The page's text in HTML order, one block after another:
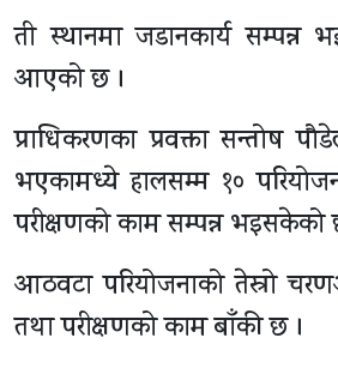
ती स्थानमा जडानकार्य सम्पन्न
आएको छ ।
प्राधिकरणका प्रवक्ता सन्तोष
भएकामध्ये हालसम्म १०
परीक्षणको काम सम्पन्न भइसकेको
आठवटा परियोजनाको तेस्रो
तथा परीक्षणको काम बाँकी छ ।